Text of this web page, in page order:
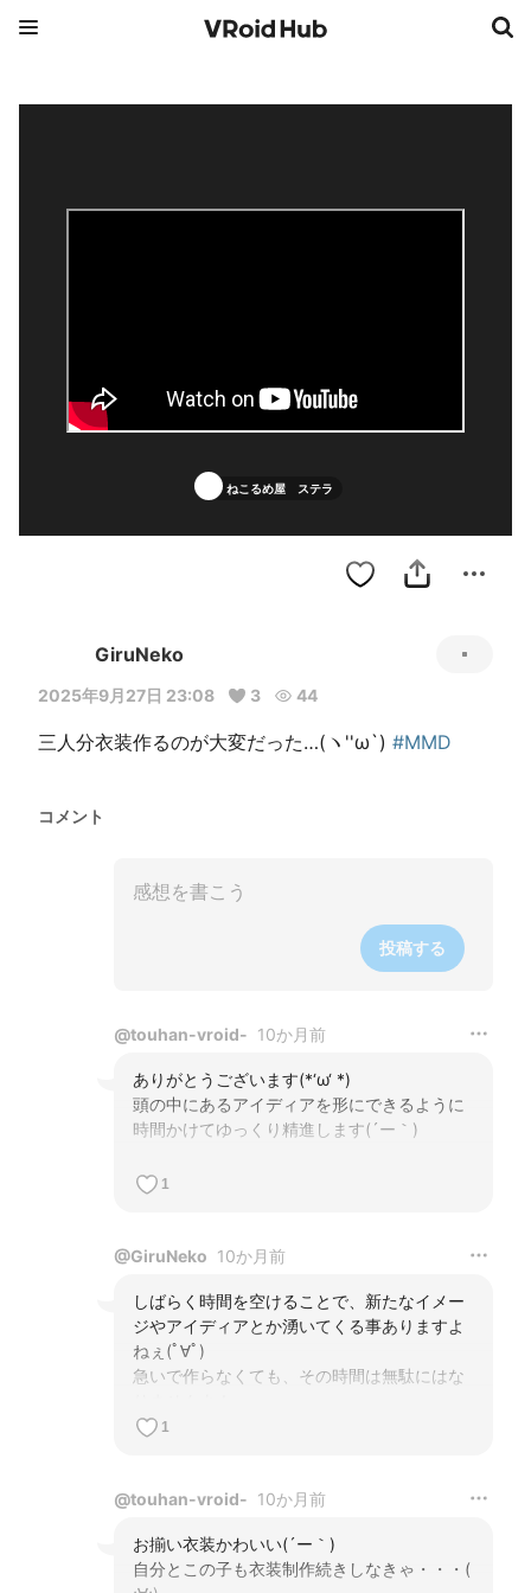
ねこるめ屋 ステラ
GiruNeko
2025年9月27日 23:08 3 44
三人分衣装作るのが大変だった…(ヽ''ω`) #MMD
コメント
投稿する
@touhan-vroid- 10か月前
ありがとうございます(*‘ω‘ *)
頭の中にあるアイディアを形にできるように
時間かけてゆっくり精進します(´ー｀)
1
@GiruNeko 10か月前
しばらく時間を空けることで、新たなイメー
ジやアイディアとか湧いてくる事ありますよ
ねぇ(ﾟ∀ﾟ)
急いで作らなくても、その時間は無駄にはな
1
@touhan-vroid- 10か月前
お揃い衣装かわいい(´ー｀)
自分とこの子も衣装制作続きしなきゃ・・・(